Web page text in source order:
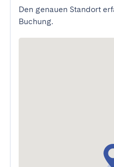
Den genauen Standort
Buchung.